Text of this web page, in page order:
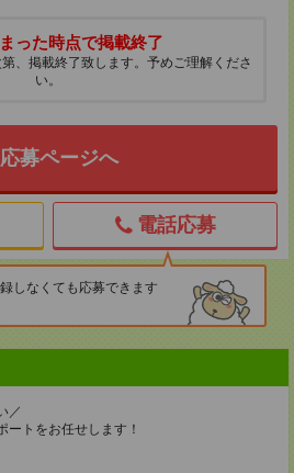
った時点で掲載終了
、掲載終了致します。予めご理解くださ
い。
応募ページへ
電話応募
しなくても応募できます
／
ートをお任せします！